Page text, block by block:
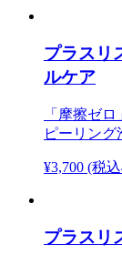
プラスリ
ルケア
「摩擦ゼ
ピーリン
¥3,700 (税
プラスリ